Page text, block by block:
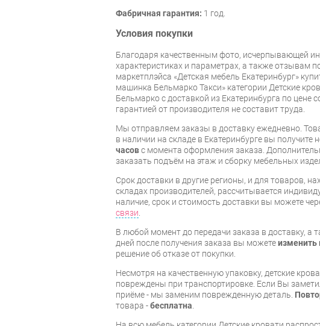
Фабричная гарантия: 1 год.
Условия покупки
Благодаря качественным фото, исчерпывающей
характеристиках и параметрах, а также отзывам
маркетплэйса «Детская мебель Екатеринбург»
машинка Бельмарко Такси» категории Детские
Бельмарко с доставкой из Екатеринбурга по цене
гарантией от производителя не составит труда.
Мы отправляем заказы в доставку ежедневно.
в наличии на складе в Екатеринбурге вы получите
часовс момента оформления заказа.
заказать подъём на этаж и сборку мебельных
Срок доставки в другие регионы, и для товаров,
складах производителей, рассчитывается
наличие, срок и стоимость доставки вы можете
связи
В любой момент до передачи заказа в доставку, а
дней после получения заказа вы можетеизменить
решение об отказе от покупки.
Несмотря на качественную упаковку, детские
повреждены при транспортировке. Если Вы
приёме - мы заменим поврежденную деталь.
товара -бесплатна